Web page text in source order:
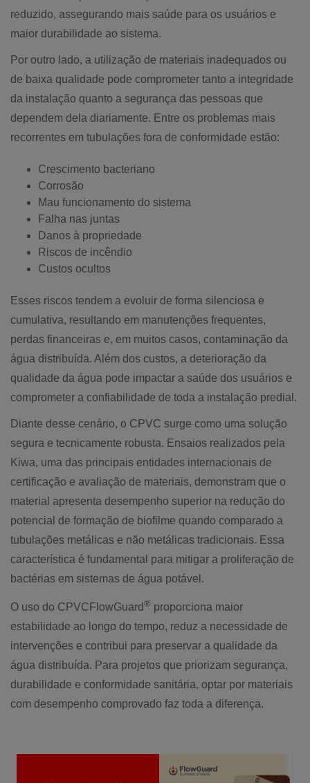
reduzido, assegurando mais saúde para os usuários e
maior durabilidade ao sistema.
Por outro lado, a utilização de materiais inadequados ou
de baixa qualidade pode comprometer tanto a integridade
da instalação quanto a segurança das pessoas que
dependem dela diariamente. Entre os problemas mais
recorrentes em tubulações fora de conformidade estão:
Crescimento bacteriano
Corrosão
Mau funcionamento do sistema
Falha nas juntas
Danos à propriedade
Riscos de incêndio
Custos ocultos
Esses riscos tendem a evoluir de forma silenciosa e
cumulativa, resultando em manutenções frequentes,
perdas financeiras e, em muitos casos, contaminação da
água distribuída. Além dos custos, a deterioração da
qualidade da água pode impactar a saúde dos usuários e
comprometer a confiabilidade de toda a instalação predial.
Diante desse cenário, o CPVC surge como uma solução
segura e tecnicamente robusta. Ensaios realizados pela
Kiwa, uma das principais entidades internacionais de
certificação e avaliação de materiais, demonstram que o
material apresenta desempenho superior na redução do
potencial de formação de biofilme quando comparado a
tubulações metálicas e não metálicas tradicionais. Essa
característica é fundamental para mitigar a proliferação de
bactérias em sistemas de água potável.
O uso do CPVC FlowGuard® proporciona maior
estabilidade ao longo do tempo, reduz a necessidade de
intervenções e contribui para preservar a qualidade da
água distribuída. Para projetos que priorizam segurança,
durabilidade e conformidade sanitária, optar por materiais
com desempenho comprovado faz toda a diferença.